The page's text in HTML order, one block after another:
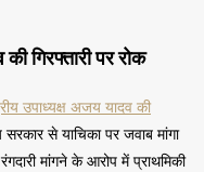
गिरफ्तारी पर रोक
उपाध्यक्ष अजय यादव की
से याचिका पर जवाब मांगा
मांगने के आरोप में प्राथमिकी